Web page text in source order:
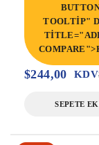
TOOLTIP"
$244,00 KDV
SEPETE